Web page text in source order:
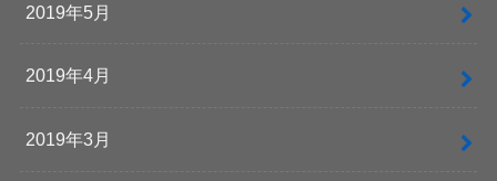
2019年5月
2019年4月
2019年3月